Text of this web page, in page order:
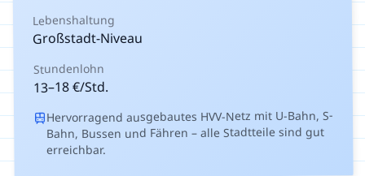
Lebenshaltung
Großstadt-Niveau
Stundenlohn
13–18€/Std.
Hervorragend ausgebautes HVV-Netz mit U-Bahn, S-
Bahn, Bussen und Fähren – alle Stadtteile sind gut
erreichbar.